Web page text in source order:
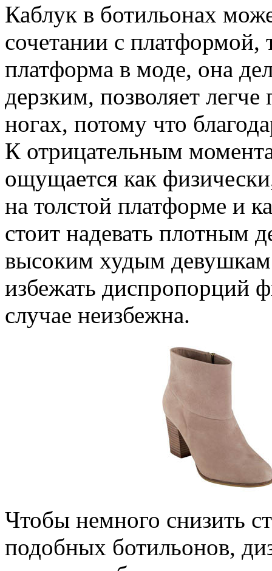
Каблук в ботильонах
сочетании с платформой,
платформа в моде, она
дерзким, позволяет
ногах, потому что
К отрицательным
ощущается как
на толстой платформе и
стоит надевать плотным
высоким худым
избежать диспропорций
случае неизбежна.
Чтобы немного снизить
подобных ботильонов,